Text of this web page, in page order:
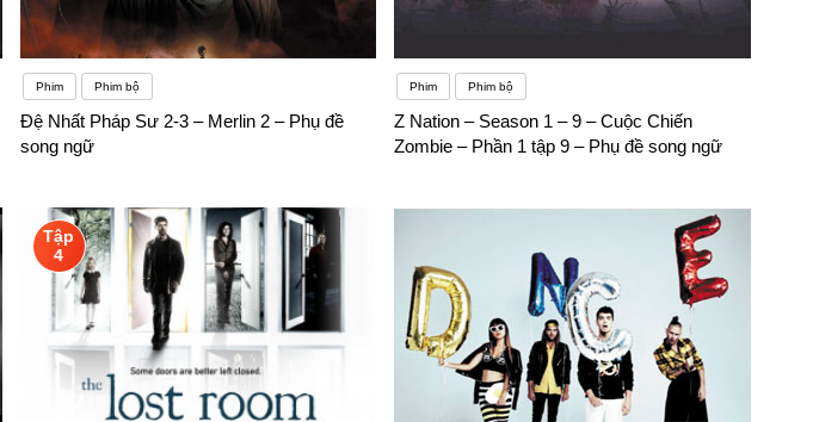
Phim Phim bộ
Đệ Nhất Pháp Sư 2-3 – Merlin 2 – Phụ đề
song ngữ
Phim Phim bộ
Z Nation – Season 1 – 9 – Cuộc Chiến
Zombie – Phần 1 tập 9 – Phụ đề song ngữ
Tập
4